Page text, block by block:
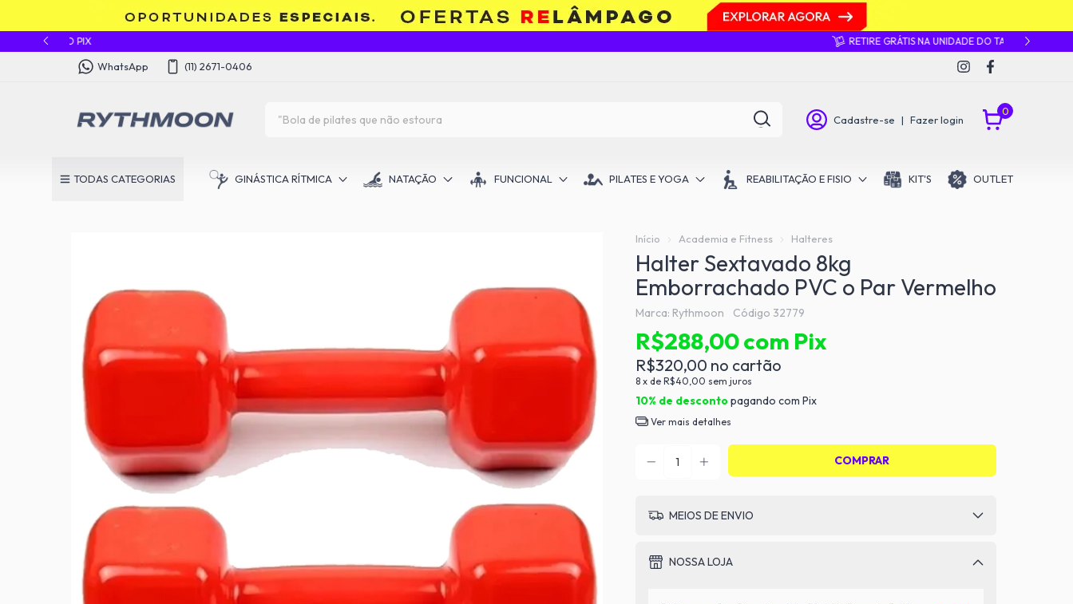
WhatsApp (11) 2671-0406
Cadastre-se | Fazer login
0
TODAS CATEGORIAS GINÁSTICA RÍTMICA NATAÇÃO FUNCIONAL PILATES E YOGA REABILITAÇÃO E FISIO KIT'S OUTLET
Início Academia e Fitness Halteres
Halter Sextavado 8kg
Emborrachado PVC o Par Vermelho
Marca: Rythmoon Código 32779
R$320,00
R$288,00com Pix
8 x de R$40,00 sem juros
10% de descontopagando com Pix
Ver mais detalhes
MEIOS DE ENVIO
NOSSA LOJA